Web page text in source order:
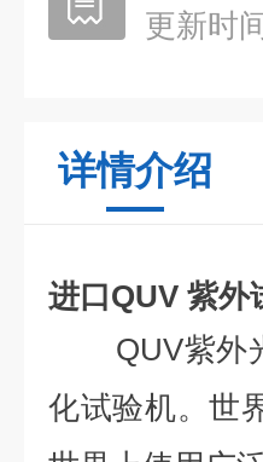
更新时
详情介绍
进口QUV 紫外
QUV紫外
化试验机。世